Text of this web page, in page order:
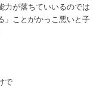
力が落ちていいるのでは
」ことがかっこ悪いと子
で